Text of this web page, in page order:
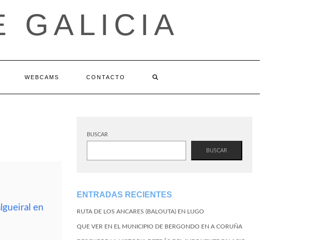
GALICIA
WEBCAMS CONTACTO
en
BUSCAR
BUSCAR
ENTRADAS RECIENTES
RUTA DE LOS ANCARES (BALOUTA) EN LUGO
QUE VER EN EL MUNICIPIO DE BERGONDO EN A CORUÑA